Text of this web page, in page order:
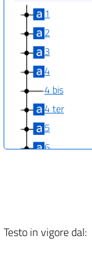
1
2
3
4
4 bis
4 ter
5
6
11
Testo in vigore dal: